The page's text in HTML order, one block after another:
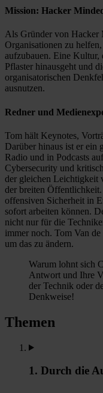
Mission: Hacker
Als Gründer von Hacker
Organisationen zu
aufzubauen. Eine Kultur,
Pflaster hinausgeht und
organisatorischen
ausnutzen.
Redner und
Tom hält Keynotes,
Darüber hinaus ist er ein
Radio und in Podcasts
Cybersecurity und
der gleichen Leichtigkeit
der breiten
offensiven Sicherheit in
sofort arbeiten können.
nicht nur für die
immer noch. Tom Van
um das zu ändern.
Warum lohnt sich
Antwort und Ihre
der Technik oder
Denkweise!
Themen
1. Durch die